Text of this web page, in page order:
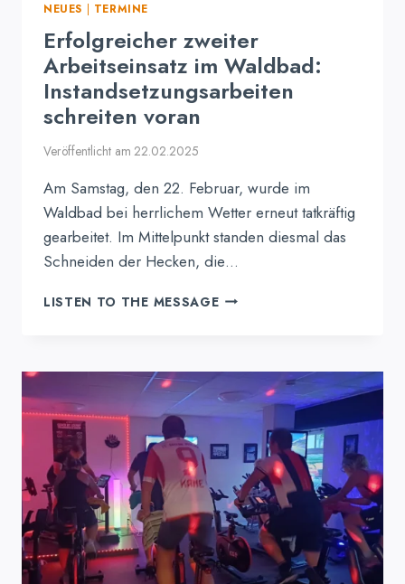
NEUES | TERMINE
Erfolgreicher zweiter
Arbeitseinsatz im Waldbad:
Instandsetzungsarbeiten
schreiten voran
Veröffentlicht am 22.02.2025
Am Samstag, den 22. Februar, wurde im
Waldbad bei herrlichem Wetter erneut tatkräftig
gearbeitet. Im Mittelpunkt standen diesmal das
Schneiden der Hecken, die…
LISTEN TO THE MESSAGEERFOLGREICHER
WALDBAD:
SCHREITEN
VORAN